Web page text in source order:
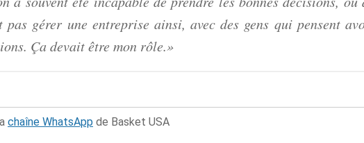
pas gérer une entreprise ainsi, avec des gens qui pensent
Ça devait être mon rôle.»
chaîne WhatsApp de Basket USA